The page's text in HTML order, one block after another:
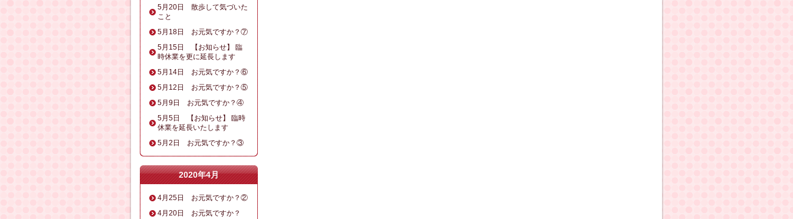
5月20日 散歩して気づいた
こと
5月18日 お元気ですか？⑦
5月15日 【お知らせ】 臨
時休業を更に延長します
5月14日 お元気ですか？⑥
5月12日 お元気ですか？⑤
5月9日 お元気ですか？④
5月5日 【お知らせ】 臨時
休業を延長いたします
5月2日 お元気ですか？③
2020年4月
4月25日 お元気ですか？②
4月20日 お元気ですか？